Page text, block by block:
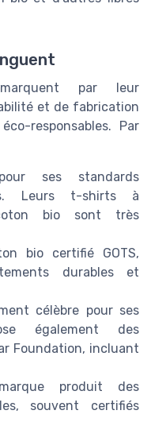
par leur
et de fabrication
responsables. Par
ses standards
Leurs t-shirts à
bio sont très
bio certifié GOTS,
durables et
célèbre pour ses
également des
Foundation, incluant
produit des
souvent certifiés